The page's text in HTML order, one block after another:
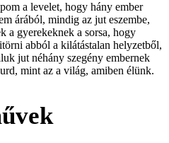
a levelet, hogy hány ember
árából, mindig az jut eszembe,
a gyerekeknek a sorsa, hogy
abból a kilátástalan helyzetből,
jut néhány szegény embernek
mint az a világ, amiben élünk.